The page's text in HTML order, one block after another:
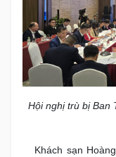
Hội nghị trù bị Ban
Khách sạn